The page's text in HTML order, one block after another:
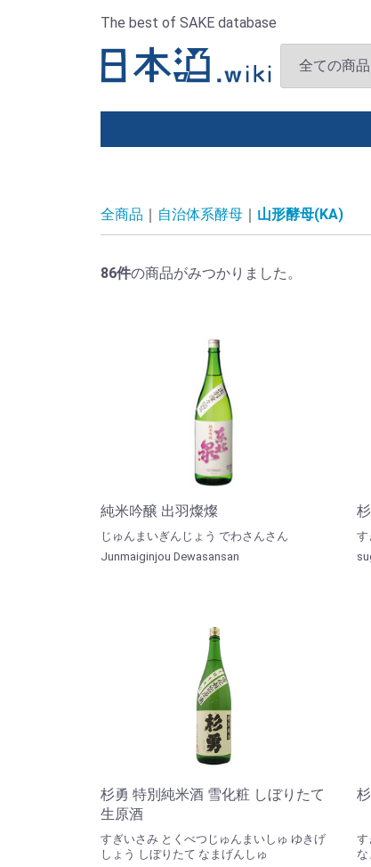
The best of SAKE database
全商品 自治体系酵母 山形酵母(KA)
86件の商品がみつかりました。
純米吟醸 出羽燦燦
じゅんまいぎんじょう でわさんさん
Junmaiginjou Dewasansan
す
杉勇 特別純米酒 雪化粧 しぼりたて
生原酒
すぎいさみ とくべつじゅんまいしゅ ゆきげ
しょう しぼりたて なまげんしゅ
す
な